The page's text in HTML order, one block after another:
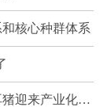
核心种群体系
京企基因编辑育种取得重大突破，抗蓝耳猪迎来产业化临界点